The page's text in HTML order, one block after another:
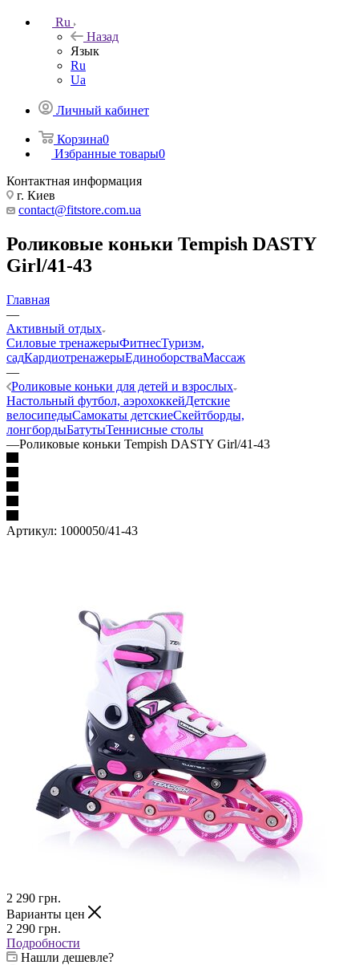
Ru
Назад
Язык
Ru
Ua
Личный кабинет
Корзина0
Избранные товары0
Контактная информация
г. Киев
contact@fitstore.com.ua
Роликовые коньки Tempish DASTY
Girl/41-43
Главная
—
Активный отдых
Силовые тренажерыФитнесТуризм,
садКардиотренажерыЕдиноборстваМассаж
—
Роликовые коньки для детей и взрослых
Настольный футбол, аэрохоккейДетские
велосипедыСамокаты детскиеСкейтборды,
лонгбордыБатутыТеннисные столы
—Роликовые коньки Tempish DASTY Girl/41-43
Артикул: 1000050/41-43
2 290 грн.
Варианты цен
2 290 грн.
Подробности
Нашли дешевле?